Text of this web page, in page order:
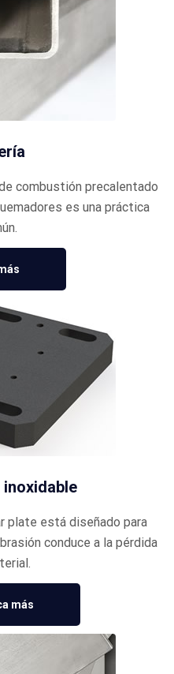
plate está diseñado para
conduce a la pérdida
más
combustión precalentado
es una práctica